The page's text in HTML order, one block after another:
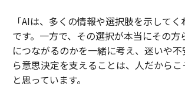
「AIは、多くの情報や選択肢を示して
です。一方で、その選択が本当にその方
につながるのかを一緒に考え、迷いや
ら意思決定を支えることは、人だから
と思っています。